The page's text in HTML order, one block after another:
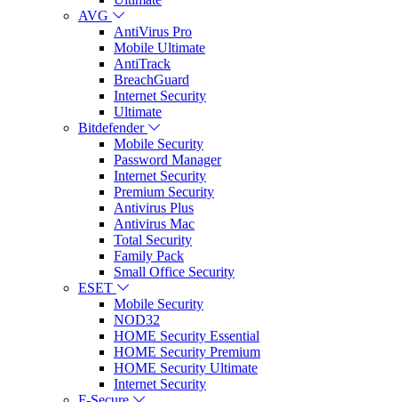
AVG
AntiVirus Pro
Mobile Ultimate
AntiTrack
BreachGuard
Internet Security
Ultimate
Bitdefender
Mobile Security
Password Manager
Internet Security
Premium Security
Antivirus Plus
Antivirus Mac
Total Security
Family Pack
Small Office Security
ESET
Mobile Security
NOD32
HOME Security Essential
HOME Security Premium
HOME Security Ultimate
Internet Security